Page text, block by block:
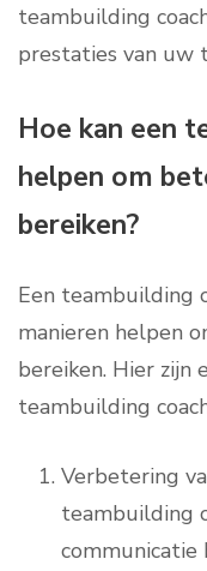
teambuilding
prestaties van uw
Hoe kan een
helpen om
bereiken?
Een teambuilding
manieren helpen
bereiken. Hier zijn
teambuilding
Verbetering
teambuilding